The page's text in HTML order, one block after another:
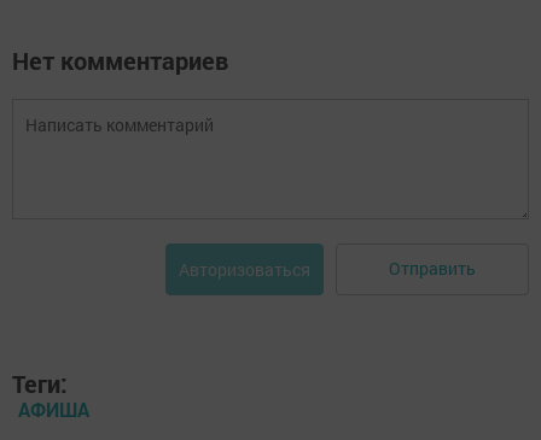
Нет комментариев
Авторизоваться Отправить
Теги:
АФИША